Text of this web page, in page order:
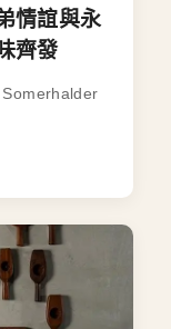
情誼與永
齊發
Somerhalder